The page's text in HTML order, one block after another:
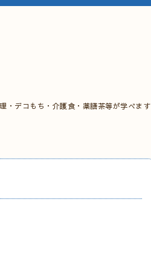
・デコもち・介護食・薬膳茶等が学べます